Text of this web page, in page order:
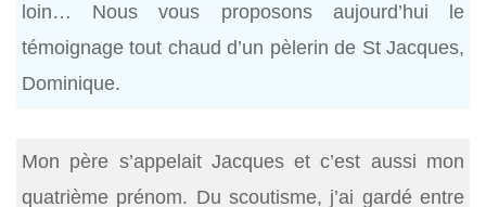
loin… Nous vous proposons aujourd’hui le
témoignage tout chaud d’un pèlerin de St Jacques,
Dominique.
Mon père s’appelait Jacques et c’est aussi mon
quatrième prénom. Du scoutisme, j’ai gardé entre